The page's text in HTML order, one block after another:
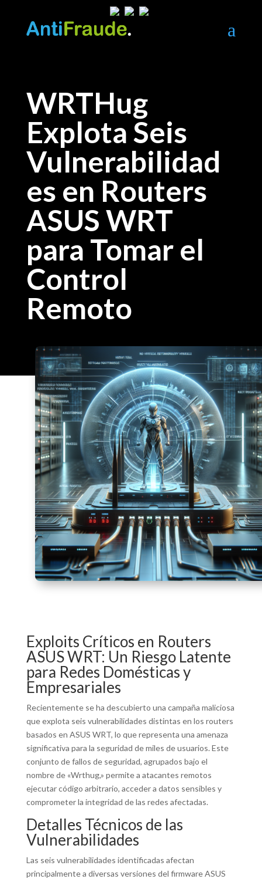
a
WRTHug
Explota Seis
Vulnerabilidad
es en Routers
ASUS WRT
para Tomar el
Control
Remoto
Exploits Críticos en Routers
ASUS WRT: Un Riesgo Latente
para Redes Domésticas y
Empresariales
Recientemente se ha descubierto una campaña maliciosa
que explota seis vulnerabilidades distintas en los routers
basados en ASUS WRT, lo que representa una amenaza
significativa para la seguridad de miles de usuarios. Este
conjunto de fallos de seguridad, agrupados bajo el
nombre de «Wrthug,» permite a atacantes remotos
ejecutar código arbitrario, acceder a datos sensibles y
comprometer la integridad de las redes afectadas.
Detalles Técnicos de las
Vulnerabilidades
Las seis vulnerabilidades identificadas afectan
principalmente a diversas versiones del firmware ASUS